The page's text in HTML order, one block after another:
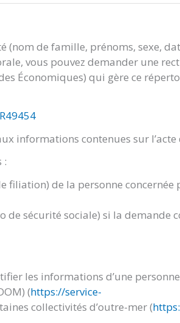
(nom de famille, prénoms, sexe,
vous pouvez demander une
Économiques) qui gère ce
informations contenues sur l’acte
:
filiation) de la personne concernée
sécurité sociale) si la demande
les informations d’une personne
(https://service-
collectivités d’outre-mer (